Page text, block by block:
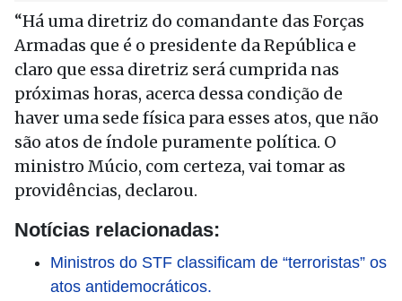
“Há uma diretriz do comandante das Forças
Armadas que é o presidente da República e
claro que essa diretriz será cumprida nas
próximas horas, acerca dessa condição de
haver uma sede física para esses atos, que não
são atos de índole puramente política. O
ministro Múcio, com certeza, vai tomar as
providências, declarou.
Notícias relacionadas:
Ministros do STF classificam de “terroristas” os
atos antidemocráticos.